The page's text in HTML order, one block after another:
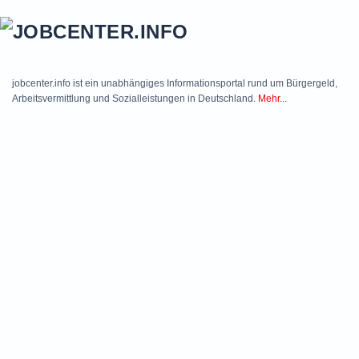
jobcenter.info ist ein unabhängiges Informationsportal rund um Bürgergeld,
Arbeitsvermittlung und Sozialleistungen in Deutschland. Mehr...